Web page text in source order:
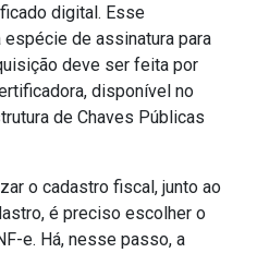
digital. Esse
de assinatura para
deve ser feita por
disponível no
de Chaves Públicas
o cadastro fiscal, junto ao
é preciso escolher o
e. Há, nesse passo, a